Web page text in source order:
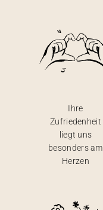
Ihre
Zufriedenheit
liegt uns
besonders am
Herzen